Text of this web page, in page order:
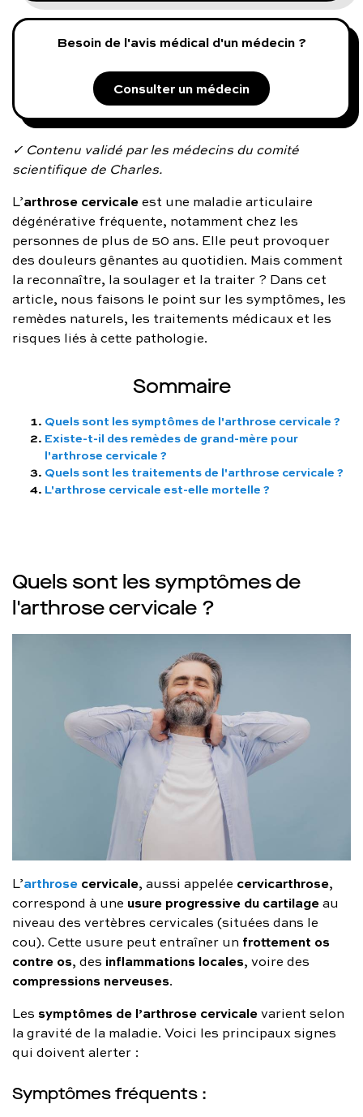
Prenez soin de vous :
Vous avez des questions :
01 86 65 17 33
contact@charles.co
Besoin de l'avis médical d'un médecin ?
Consulter un médecin
✓ Contenu validé par les médecins du comité
scientifique de Charles.
L’arthrose cervicaleest une maladie articulaire
dégénérative fréquente, notamment chez les
personnes de plus de 50 ans. Elle peut provoquer
des douleurs gênantes au quotidien. Mais comment
la reconnaître, la soulager et la traiter ? Dans cet
article, nous faisons le point sur les symptômes, les
remèdes naturels, les traitements médicaux et les
risques liés à cette pathologie.
Sommaire
Quels sont les symptômes de l'arthrose cervicale ?
Existe-t-il des remèdes de grand-mère pour
l'arthrose cervicale ?
Quels sont les traitements de l'arthrose cervicale ?
L'arthrose cervicale est-elle mortelle ?
Quels sont les symptômes de
l'arthrose cervicale ?
L’arthrose cervicale, aussi appelée cervicarthrose,
correspond à une usure progressive du cartilageau
niveau des vertèbres cervicales (situées dans le
cou). Cette usure peut entraîner un frottement os
contre os, des inflammations locales, voire des
compressions nerveuses.
Les symptômes de l’arthrose cervicalevarient selon
la gravité de la maladie. Voici les principaux signes
qui doivent alerter :
Symptômes fréquents :